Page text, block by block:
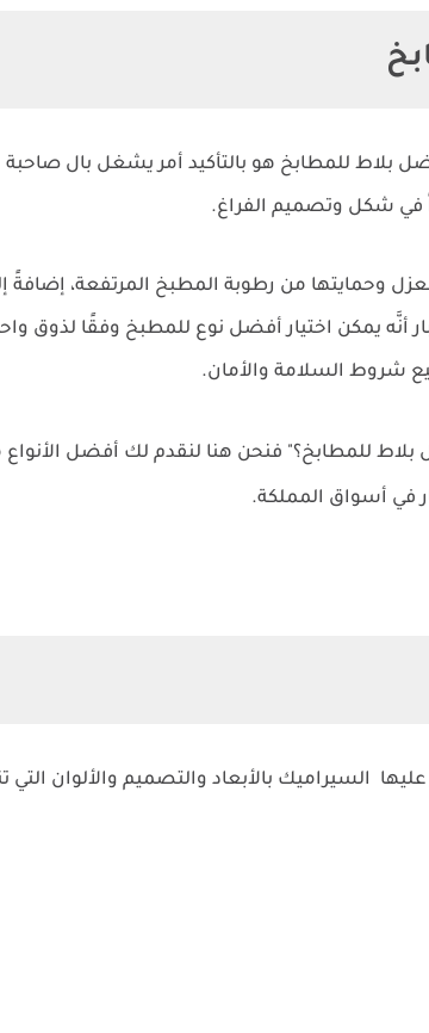
بلاط للمطابخ هو بالتأكيد أمر يشغل بال صاحبة
في شكل وتصميم الفراغ.
وحمايتها من رطوبة المطبخ المرتفعة،
أنَّه يمكن اختيار أفضل نوع للمطبخ وفقًا لذوق
شروط السلامة والأمان.
بلاط للمطابخ؟" فنحن هنا لنقدم لك أفضل
في أسواق المملكة.
عليها السيراميك بالأبعاد والتصميم والألوان